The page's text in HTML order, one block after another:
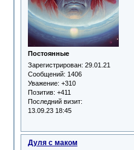
Постоянные
Зарегистрирован: 29.01.21
Сообщений: 1406
Уважение: +310
Позитив: +411
Последний визит:
13.09.23 18:45
Дуля с маком